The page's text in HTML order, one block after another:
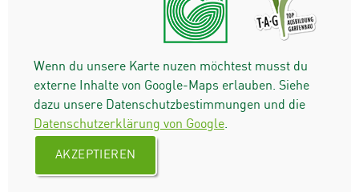
Wenn du unsere Karte nuzen möchtest musst du
externe Inhalte von Google-Maps erlauben. Siehe
dazu unsere Datenschutzbestimmungen und die
Datenschutzerklärung von Google.
AKZEPTIEREN